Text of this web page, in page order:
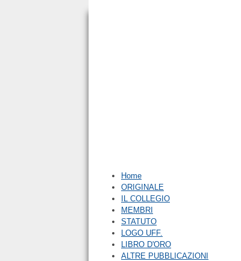
Home
ORIGINALE
IL COLLEGIO
MEMBRI
STATUTO
LOGO UFF.
LIBRO D'ORO
ALTRE PUBBLICAZIONI